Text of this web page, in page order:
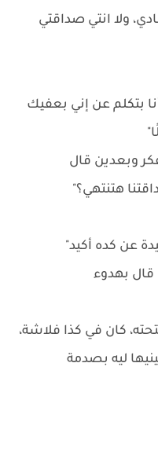
ولا انتي صداقتي
بتكلم عن إني بعفيك
وبعدين قال
هتنتهي؟"
عن كده أكيد"
بهدوء
كان في كذا فلاشة،
ليه بصدمة